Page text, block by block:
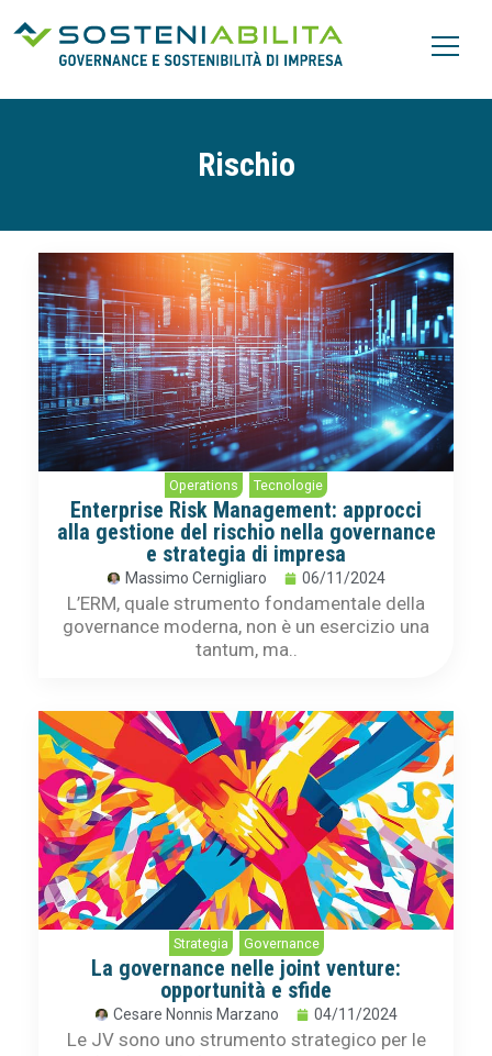
Rischio
Operations Tecnologie
Enterprise Risk Management: approcci
alla gestione del rischio nella governance
e strategia di impresa
Massimo Cernigliaro 06/11/2024
L’ERM, quale strumento fondamentale della
governance moderna, non è un esercizio una
tantum, ma..
Strategia Governance
La governance nelle joint venture:
opportunità e sfide
Cesare Nonnis Marzano 04/11/2024
Le JV sono uno strumento strategico per le